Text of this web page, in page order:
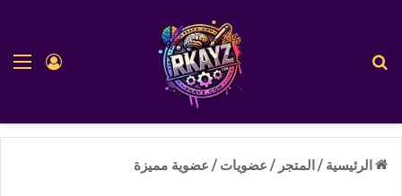
تسجيل
الرئيسية /المتجر / عضويات / عضوية مميزة